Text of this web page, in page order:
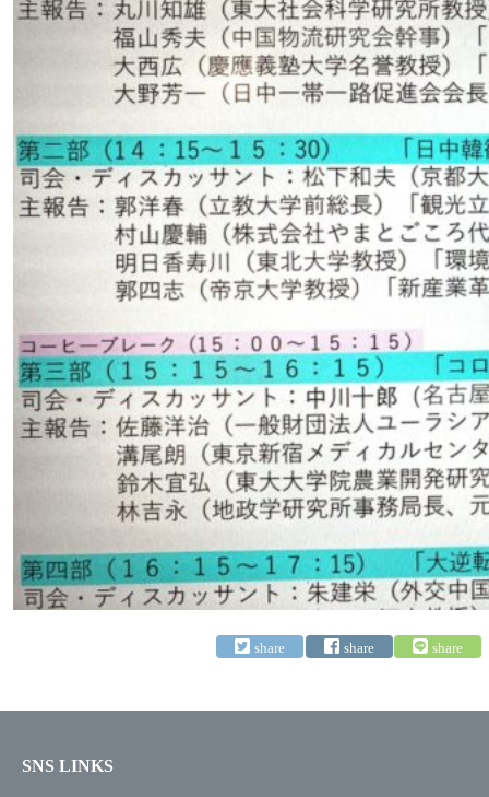
SNS LINKS